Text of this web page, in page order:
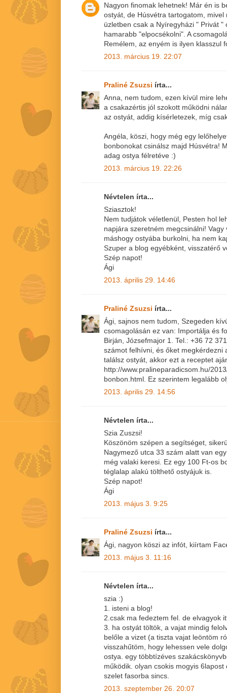
Nagyon finomak lehetnek! Már én is
ostyát, de Húsvétra tartogatom,
üzletben csak a Nyíregyházi " Privát
hamarabb "elpocsékolni". A
Remélem, az enyém is ilyen klasszul
2013. március 19. 22:07
Praliné Zsuzsi írta...
Anna, nem tudom, ezen kívül mire
a csakazértis jól szokott működni
az ostyát, addig kísérletezek, míg
Angéla, köszi, hogy még egy
bonbonokat csinálsz majd Húsvétra!
adag ostya félretéve :)
2013. március 19. 22:26
Névtelen írta...
Sziasztok!
Nem tudjátok véletlenül, Pesten hol
napjára szeretném megcsinálni!
máshogy ostyába burkolni, ha nem
Szuper a blog egyébként, visszatérő
Szép napot!
Ági
2013. április 29. 14:46
Praliné Zsuzsi írta...
Ági, sajnos nem tudom, Szegeden
csomagolásán ez van: Importálja és
Birján, Józsefmajor 1. Tel.: +36 72
számot felhívni, és őket megkérdezni
találsz ostyát, akkor ezt a receptet
http://www.pralineparadicsom.hu/
bonbon.html. Ez szerintem legalább
2013. április 29. 14:56
Névtelen írta...
Szia Zuszsi!
Köszönöm szépen a segítséget,
Nagymező utca 33 szám alatt van
még valaki keresi. Ez egy 100 Ft-os
téglalap alakú tölthető ostyájuk is.
Szép napot!
Ági
2013. május 3. 9:25
Praliné Zsuzsi írta...
Ági, nagyon köszi az infót, kiírtam
2013. május 3. 11:16
Névtelen írta...
szia :)
1. isteni a blog!
2.csak ma fedeztem fel. de elvagyok
3. ha ostyát töltök, a vajat mindig
belőle a vizet (a tiszta vajat leöntöm
visszahűtöm, hogy lehessen vele
ostya. egy többtízéves
működik. olyan csokis mogyis
szelet fasorba sincs.
2013. szeptember 26. 20:07